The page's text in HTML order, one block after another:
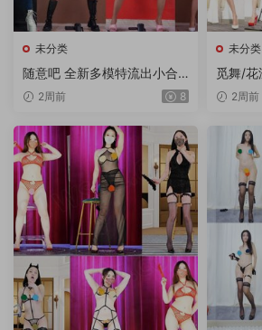
未分类
随意吧 全新多模特流出小合
集 12V/1.75G
2周前 8
未分类
觅舞/花
多角度
2周前